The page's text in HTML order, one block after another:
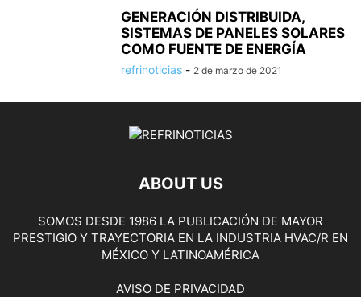
GENERACIÓN DISTRIBUIDA,
SISTEMAS DE PANELES SOLARES
COMO FUENTE DE ENERGÍA
refrinoticias - 2 de marzo de 2021
ABOUT US
SOMOS DESDE 1986 LA PUBLICACIÓN DE MAYOR
PRESTIGIO Y TRAYECTORIA EN LA INDUSTRIA HVAC/R EN
MÉXICO Y LATINOAMÉRICA
AVISO DE PRIVACIDAD